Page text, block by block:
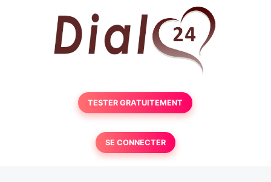
TESTER GRATUITEMENT
SE CONNECTER